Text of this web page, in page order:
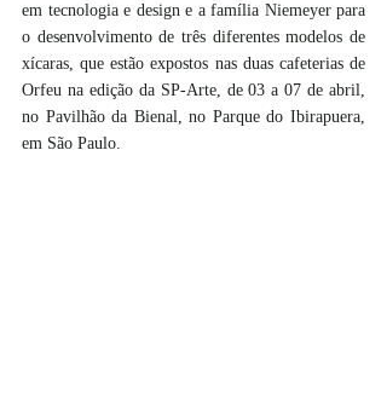
em tecnologia e design e a família Niemeyer para
o desenvolvimento de três diferentes modelos de
xícaras, que estão expostos nas duas cafeterias de
Orfeu na edição da SP-Arte, de 03 a 07 de abril,
no Pavilhão da Bienal, no Parque do Ibirapuera,
em São Paulo.